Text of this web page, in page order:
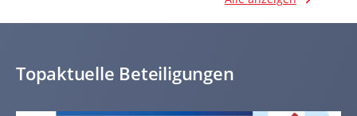
Topaktuelle Beteiligungen